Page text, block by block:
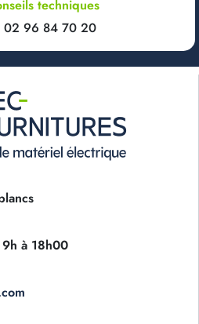
techniques
02 96 84 70 20
à 18h00